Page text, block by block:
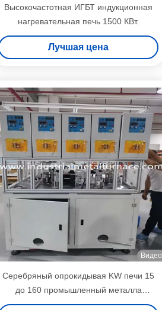
Высокочастотная ИГБТ индукционная
нагревательная печь 1500 КВт.
Лучшая цена
Видео
Серебряный опрокидывая KW печи 15
до 160 промышленный металла
индукции тигля 20KHZ плавя